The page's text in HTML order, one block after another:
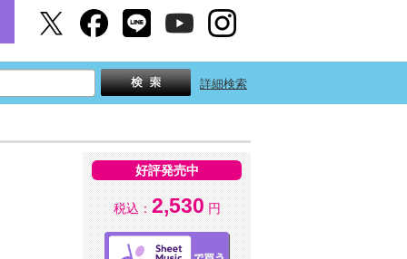
詳細検索
好評発売中
税込： 2,530 円